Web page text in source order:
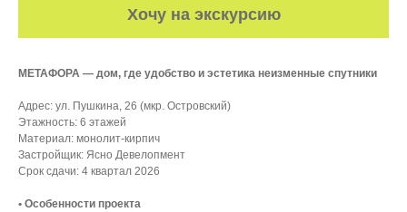
Хочу на экскурсию
МЕТАФОРА — дом, где удобство и эстетика неизменные спутники
Адрес: ул. Пушкина, 26 (мкр. Островский)
Этажность: 6 этажей
Материал: монолит-кирпич
Застройщик: Ясно Девелопмент
Срок сдачи: 4 квартал 2026
• Особенности проекта